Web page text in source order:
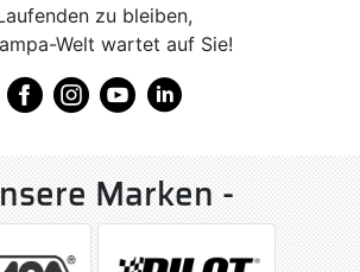
zu bleiben,
Welt wartet auf Sie!
Marken -